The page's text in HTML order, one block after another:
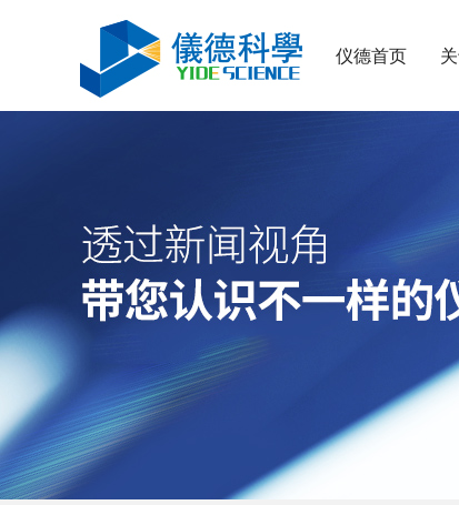
仪德首页
日立CMI730多功能分析测量仪